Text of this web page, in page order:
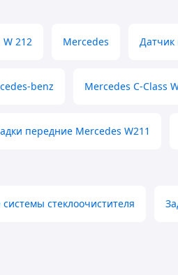
W 212 Mercedes Датчик
benz Mercedes C-Class
передние Mercedes W211
стеклоочистителя